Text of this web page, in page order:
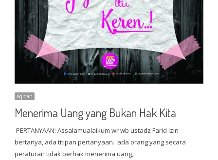
Aqidah
Menerima Uang yang Bukan Hak Kita
PERTANYAAN: Assalamualaikum wr wb ustadz Farid Izin
bertanya, ada titipan pertanyaan.. ada orang yang secara
peraturan tidak berhak menerima uang,…